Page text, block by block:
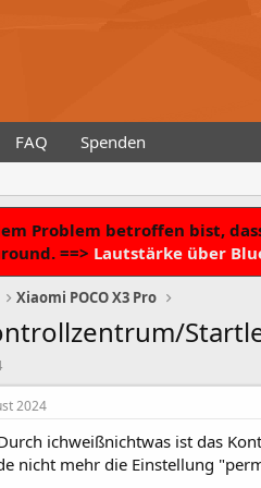
FAQ Spenden
Problem betroffen bist,
==> Lautstärke über
Xiaomi POCO X3 Pro
2024
ichweißnichtwas ist das
nicht mehr die Einstellung